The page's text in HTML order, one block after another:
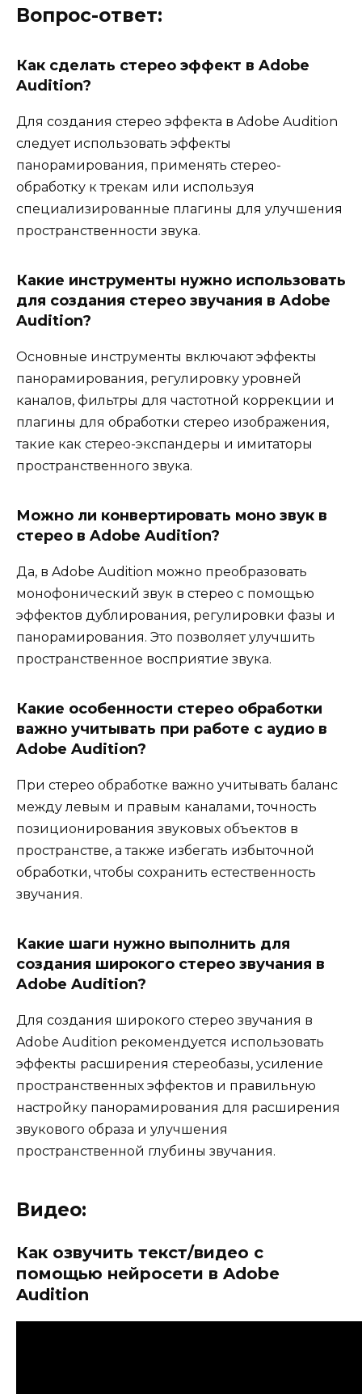
Вопрос-ответ:
Как сделать стерео эффект в Adobe
Audition?
Для создания стерео эффекта в Adobe Audition
следует использовать эффекты
панорамирования, применять стерео-
обработку к трекам или используя
специализированные плагины для улучшения
пространственности звука.
Какие инструменты нужно использовать
для создания стерео звучания в Adobe
Audition?
Основные инструменты включают эффекты
панорамирования, регулировку уровней
каналов, фильтры для частотной коррекции и
плагины для обработки стерео изображения,
такие как стерео-экспандеры и имитаторы
пространственного звука.
Можно ли конвертировать моно звук в
стерео в Adobe Audition?
Да, в Adobe Audition можно преобразовать
монофонический звук в стерео с помощью
эффектов дублирования, регулировки фазы и
панорамирования. Это позволяет улучшить
пространственное восприятие звука.
Какие особенности стерео обработки
важно учитывать при работе с аудио в
Adobe Audition?
При стерео обработке важно учитывать баланс
между левым и правым каналами, точность
позиционирования звуковых объектов в
пространстве, а также избегать избыточной
обработки, чтобы сохранить естественность
звучания.
Какие шаги нужно выполнить для
создания широкого стерео звучания в
Adobe Audition?
Для создания широкого стерео звучания в
Adobe Audition рекомендуется использовать
эффекты расширения стереобазы, усиление
пространственных эффектов и правильную
настройку панорамирования для расширения
звукового образа и улучшения
пространственной глубины звучания.
Видео:
Как озвучить текст/видео с
помощью нейросети в Adobe
Audition